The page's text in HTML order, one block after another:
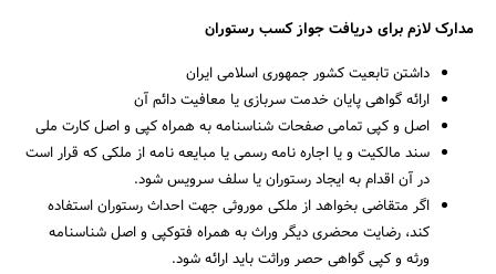
جستجو
مدارک لازم برای دریافت جواز کسب رستوران
داشتن تابعیت کشور جمهوری اسلامی ایران
ارائه گواهی پایان خدمت سربازی یا معافیت دائم آن
اصل و کپی تمامی صفحات شناسنامه به همراه کپی و اصل کارت ملی
سند مالکیت و یا اجاره نامه رسمی یا مبایعه نامه از ملکی که قرار است
در آن اقدام به ایجاد رستوران یا سلف سرویس شود.
اگر متقاضی بخواهد از ملکی موروثی جهت احداث رستوران استفاده
کند، رضایت محضری دیگر وراث به همراه فتوکپی و اصل شناسنامه
ورثه و کپی گواهی حصر وراثت باید ارائه شود.